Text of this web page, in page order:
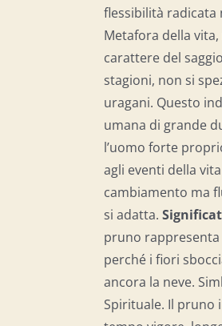
flessibilità radicata
Metafora della
carattere del
stagioni, non si
uragani. Questo
umana di grande
l’uomo forte
agli eventi della
cambiamento ma
si adatta.
pruno
perché i fiori
ancora la neve.
Spirituale. Il pruno